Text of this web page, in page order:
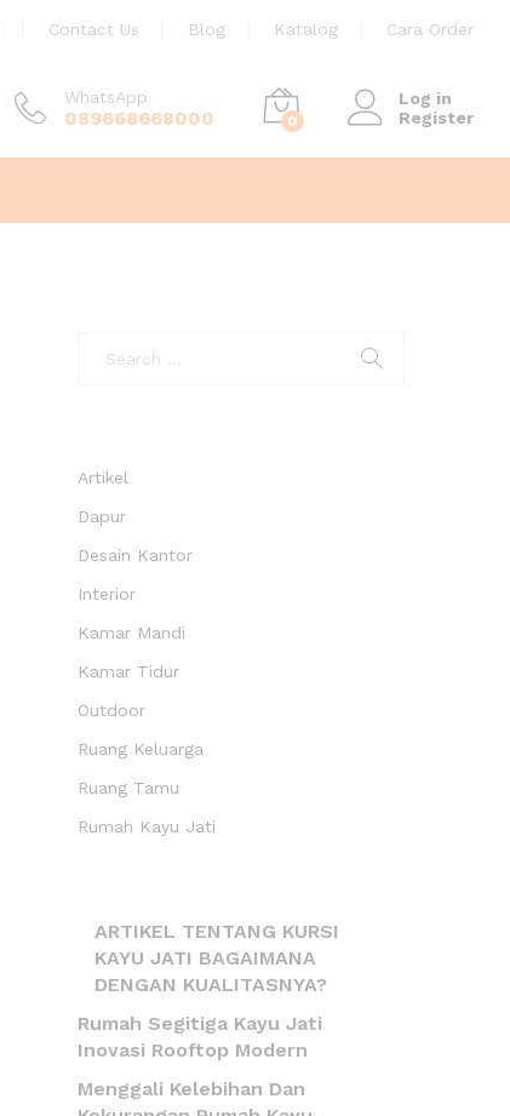
Contact Us Blog Katalog Cara Order
WhatsApp
089668668000 0
Log in
Register
Artikel
Dapur
Desain Kantor
Interior
Kamar Mandi
Kamar Tidur
Outdoor
Ruang Keluarga
Ruang Tamu
Rumah Kayu Jati
ARTIKEL TENTANG KURSI
KAYU JATI BAGAIMANA
DENGAN KUALITASNYA?
Rumah Segitiga Kayu Jati
Inovasi Rooftop Modern
Menggali Kelebihan Dan